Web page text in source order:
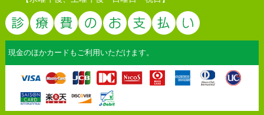
診療費の
現金のほかカードもご利用いただけます。